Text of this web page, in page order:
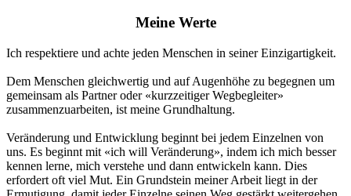
Meine Werte
Ich respektiere und achte jeden Menschen in seiner Einzigartigkeit.
Dem Menschen gleichwertig und auf Augenhöhe zu begegnen um
gemeinsam als Partner oder «kurzzeitiger Wegbegleiter»
zusammenzuarbeiten, ist meine Grundhaltung.
Veränderung und Entwicklung beginnt bei jedem Einzelnen von
uns. Es beginnt mit «ich will Veränderung», indem ich mich besser
kennen lerne, mich verstehe und dann entwickeln kann. Dies
erfordert oft viel Mut. Ein Grundstein meiner Arbeit liegt in der